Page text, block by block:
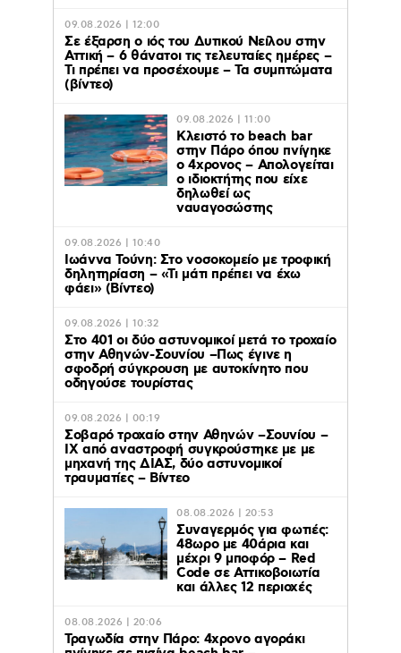
09.08.2026 | 12:00
Σε έξαρση ο ιός του Δυτικού Νείλου στην
Αττική – 6 θάνατοι τις τελευταίες ημέρες –
Τι πρέπει να προσέχουμε – Τα συμπτώματα
(βίντεο)
09.08.2026 | 11:00
Κλειστό το beach bar
στην Πάρο όπου πνίγηκε
ο 4χρονος – Απολογείται
ο ιδιοκτήτης που είχε
δηλωθεί ως
ναυαγοσώστης
09.08.2026 | 10:40
Ιωάννα Τούνη: Στο νοσοκομείο με τροφική
δηλητηρίαση – «Τι μάτι πρέπει να έχω
φάει» (Βίντεο)
09.08.2026 | 10:32
Στο 401 οι δύο αστυνομικοί μετά το τροχαίο
στην Αθηνών-Σουνίου –Πως έγινε η
σφοδρή σύγκρουση με αυτοκίνητο που
οδηγούσε τουρίστας
09.08.2026 | 00:19
Σοβαρό τροχαίο στην Αθηνών –Σουνίου –
ΙΧ από αναστροφή συγκρούστηκε με με
μηχανή της ΔΙΑΣ, δύο αστυνομικοί
τραυματίες – Βίντεο
08.08.2026 | 20:53
Συναγερμός για φωτιές:
48ωρο με 40άρια και
μέχρι 9 μποφόρ – Red
Code σε Αττικοβοιωτία
και άλλες 12 περιοχές
08.08.2026 | 20:06
Τραγωδία στην Πάρο: 4χρονο αγοράκι